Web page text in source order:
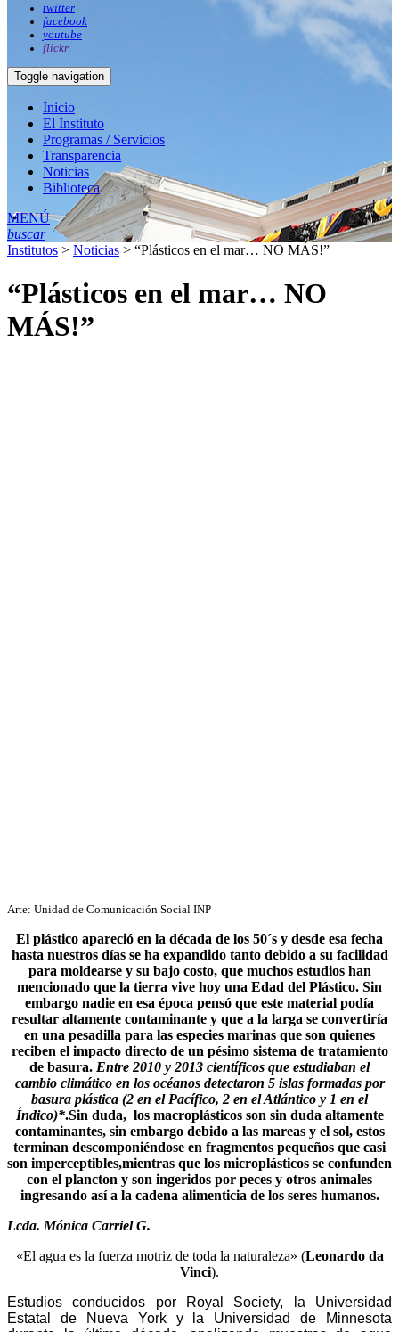
twitter
facebook
youtube
flickr
Toggle navigation
Inicio
El Instituto
Programas / Servicios
Transparencia
Noticias
Biblioteca
MENÚ
buscar
Institutos > Noticias > “Plásticos en el mar… NO MÁS!”
“Plásticos en el mar… NO
MÁS!”
Arte: Unidad de Comunicación Social INP
El plástico apareció en la década de los 50´s y desde esa fecha
hasta nuestros días se ha expandido tanto debido a su facilidad
para moldearse y su bajo costo, que muchos estudios han
mencionado que la tierra vive hoy una Edad del Plástico. Sin
embargo nadie en esa época pensó que este material podía
resultar altamente contaminante y que a la larga se convertiría
en una pesadilla para las especies marinas que son quienes
reciben el impacto directo de un pésimo sistema de tratamiento
de basura. Entre 2010 y 2013 científicos que estudiaban el
cambio climático en los océanos detectaron 5 islas formadas por
basura plástica (2 en el Pacífico, 2 en el Atlántico y 1 en el
Índico)*.Sin duda, los macroplásticos son sin duda altamente
contaminantes, sin embargo debido a las mareas y el sol, estos
terminan descomponiéndose en fragmentos pequeños que casi
son imperceptibles,mientras que los microplásticos se confunden
con el plancton y son ingeridos por peces y otros animales
ingresando así a la cadena alimenticia de los seres humanos.
Lcda. Mónica Carriel G.
«El agua es la fuerza motriz de toda la naturaleza» (Leonardo da
Vinci).
Estudios conducidos por Royal Society, la Universidad
Estatal de Nueva York y la Universidad de Minnesota